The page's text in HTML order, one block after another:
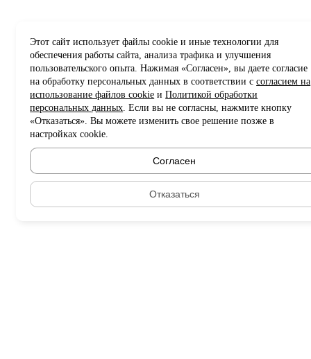
Этот сайт использует файлы cookie и иные технологии для
обеспечения работы сайта, анализа трафика и улучшения
пользовательского опыта. Нажимая «Согласен», вы даете согласие
на обработку персональных данных в соответствии ссогласием на
использование файлов cookie иПолитикой обработки
персональных данных. Если вы не согласны, нажмите кнопку
«Отказаться». Вы можете изменить свое решение позже в
настройках cookie.
Согласен
Отказаться